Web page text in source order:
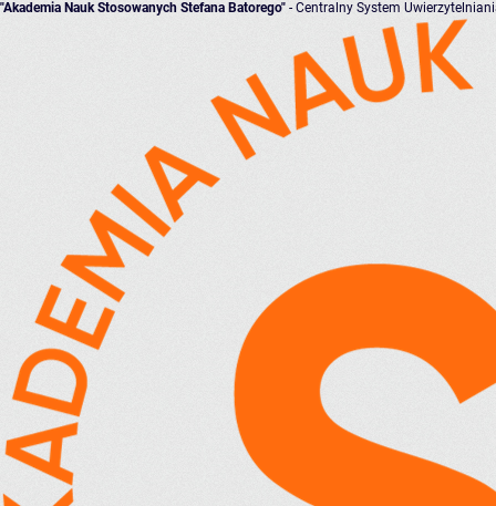
"Akademia Nauk Stosowanych Stefana Batorego" - Centralny System